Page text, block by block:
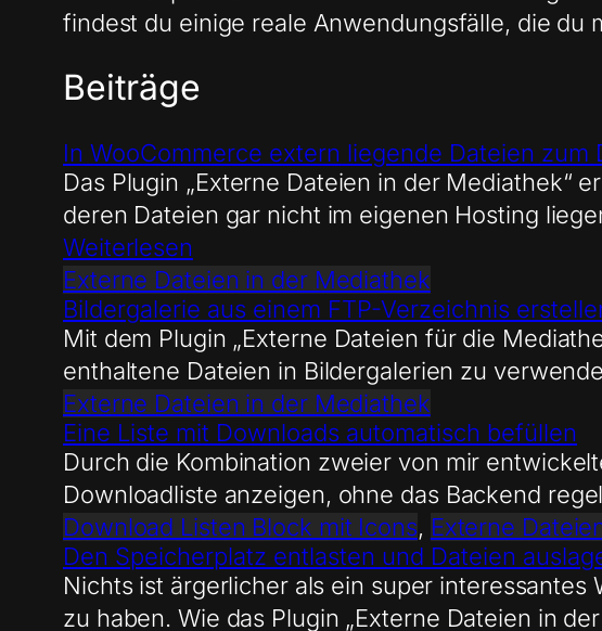
findest du einige reale Anwendungsfälle, die du
Beiträge
In WooCommerce extern liegende Dateien zum
Das Plugin „Externe Dateien in der Mediathek“
deren Dateien gar nicht im eigenen Hosting
Weiterlesen
Externe Dateien in der Mediathek
Bildergalerie aus einem FTP-Verzeichnis
Mit dem Plugin „Externe Dateien für die
enthaltene Dateien in Bildergalerien zu
Externe Dateien in der Mediathek
Eine Liste mit Downloads automatisch befüllen
Durch die Kombination zweier von mir
Downloadliste anzeigen, ohne das Backend
Download Listen Block mit Icons, Externe
Den Speicherplatz entlasten und Dateien
Nichts ist ärgerlicher als ein super
zu haben. Wie das Plugin „Externe Dateien in